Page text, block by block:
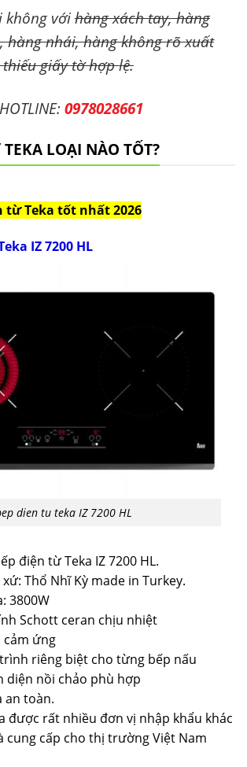
không vớihàng xách tay, hàng
hàng nhái, hàng không rõ xuất
giấy tờ hợp lệ.
0978028661
LOẠI NÀO TỐT?
từ Teka tốt nhất 2026
IZ 7200 HL
dien tu teka IZ 7200 HL
điện từ Teka IZ 7200 HL.
Thổ Nhĩ Kỳ made in Turkey.
3800W
Schott ceran chịu nhiệt
cảm ứng
riêng biệt cho từng bếp nấu
diện nồi chảo phù hợp
an toàn.
được rất nhiều đơn vị nhập khẩu khác
cung cấp cho thị trường Việt Nam